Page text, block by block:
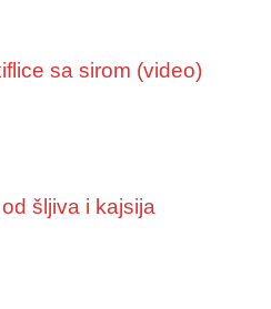
sa sirom (video)
šljiva i kajsija